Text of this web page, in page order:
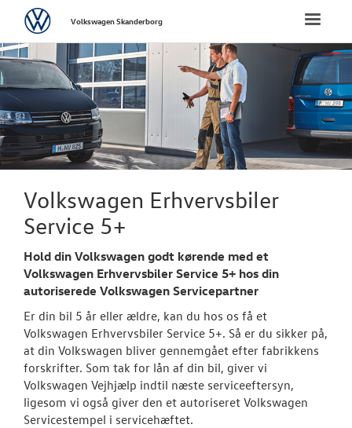
FORSIDE
NYE
NYE VAREBILER
Bestil tid på
Service Cam
Toggle
VolkswagenVolkswagen Skanderborg
Volkswagen Erhvervsbiler
Service 5+
Hold din Volkswagen godt kørende med et
Volkswagen Erhvervsbiler Service 5+ hos din
autoriserede Volkswagen Servicepartner
Er din bil 5 år eller ældre, kan du hos os få et
Volkswagen Erhvervsbiler Service 5+. Så er du sikker på,
at din Volkswagen bliver gennemgået efter fabrikkens
forskrifter. Som tak for lån af din bil, giver vi
Volkswagen Vejhjælp indtil næste serviceeftersyn,
ligesom vi også giver den et autoriseret Volkswagen
Servicestempel i servicehæftet.